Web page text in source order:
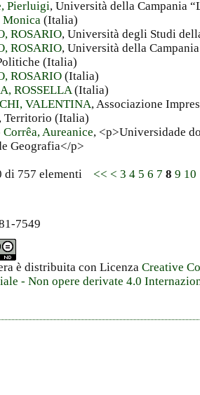
Pierluigi, Università della Campania
Monica (Italia)
ROSARIO, Università degli Studi
ROSARIO, Università della
(Italia)
ROSARIO (Italia)
ROSSELLA(Italia)
VALENTINA, Associazione
Territorio (Italia)
Aureanice, <p>Universidade
Geografia</p>
di 757 elementi << < 3 4 5 6 7 8 9 10
7549
è distribuita con Licenza Creative
- Non opere derivate 4.0